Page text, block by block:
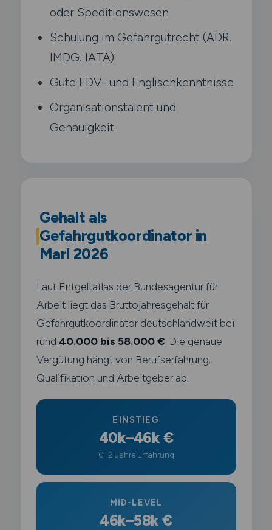
oder Speditionswesen
Schulung im Gefahrgutrecht (ADR.
IMDG. IATA)
Gute EDV- und Englischkenntnisse
Organisationstalent und
Genauigkeit
Gehalt als
Gefahrgutkoordinator in
Marl 2026
Laut Entgeltatlas der Bundesagentur für
Arbeit liegt das Bruttojahresgehalt für
Gefahrgutkoordinator deutschlandweit bei
rund 40.000 bis 58.000 €. Die genaue
Vergütung hängt von Berufserfahrung.
Qualifikation und Arbeitgeber ab.
EINSTIEG
40k–46k €
0–2 Jahre Erfahrung
MID-LEVEL
46k–58k €